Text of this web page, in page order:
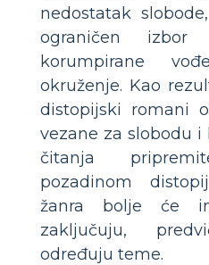
nedostatak
ograničen
korumpirane
okruženje. Kao
distopijski romani
vezane za slobodu i
čitanja
pozadinom
žanra bolje će
zaključuju,
određuju teme.